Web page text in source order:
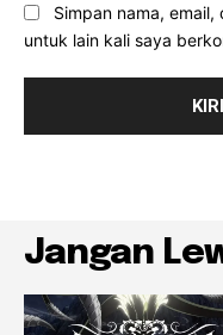
Simpan nama,
untuk lain kali saya
Jangan